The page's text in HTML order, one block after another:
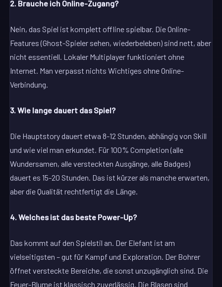
2. Brauche ich Online-Zugang?
Nein, das Spiel ist komplett offline spielbar. Die Online-
Features (Ghost-Spieler sehen, wiederbeleben) sind nett, aber
nicht essentiell. Lokaler Multiplayer funktioniert ohne
Internet. Man verpasst nichts Wichtiges ohne Online-
Verbindung.
3. Wie lange dauert das Spiel?
Die Hauptstory dauert etwa 8-12 Stunden, abhängig von Skill
und wie viel man erkundet. Für 100% Completion (alle
Wundersamen, alle versteckten Ausgänge, alle Badges)
dauert es 15-20 Stunden. Das ist kürzer als manche erwarten,
aber die Qualität rechtfertigt die Länge.
4. Welches ist das beste Power-Up?
Das kommt auf den Spielstil an. Der Elefant ist am
vielseitigsten – gut für Kampf und Exploration. Der Bohrer
öffnet versteckte Bereiche, die sonst unzugänglich sind. Die
Feuer-Blume ist klassisch zuverlässig. Die Blasen sind